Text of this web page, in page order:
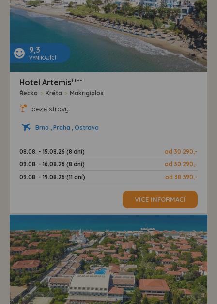
9,3
VYNIKAJÍCÍ
Hotel Artemis****
Řecko > Kréta > Makrigialos
beze stravy
Brno , Praha , Ostrava
08.08. - 15.08.26 (8 dní)
od 30 290,-
09.08. - 16.08.26 (8 dní)
od 30 290,-
09.08. - 19.08.26 (11 dní)
od 38 390,-
VÍCE INFORMACÍ